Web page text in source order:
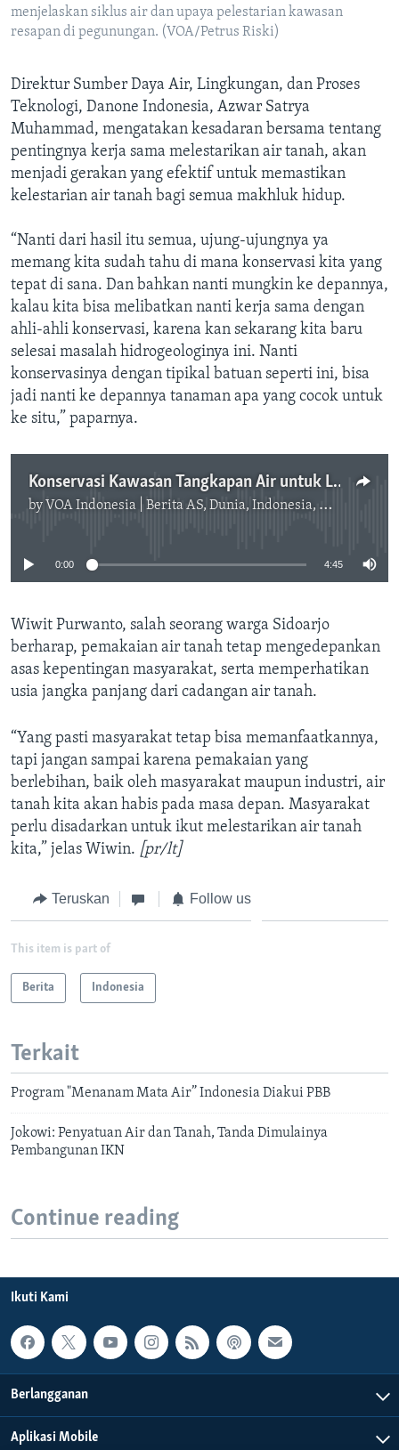
menjelaskan siklus air dan upaya pelestarian kawasan
resapan di pegunungan. (VOA/Petrus Riski)
Direktur Sumber Daya Air, Lingkungan, dan Proses
Teknologi, Danone Indonesia, Azwar Satrya
Muhammad, mengatakan kesadaran bersama tentang
pentingnya kerja sama melestarikan air tanah, akan
menjadi gerakan yang efektif untuk memastikan
kelestarian air tanah bagi semua makhluk hidup.
“Nanti dari hasil itu semua, ujung-ujungnya ya
memang kita sudah tahu di mana konservasi kita yang
tepat di sana. Dan bahkan nanti mungkin ke depannya,
kalau kita bisa melibatkan nanti kerja sama dengan
ahli-ahli konservasi, karena kan sekarang kita baru
selesai masalah hidrogeologinya ini. Nanti
konservasinya dengan tipikal batuan seperti ini, bisa
jadi nanti ke depannya tanaman apa yang cocok untuk
ke situ,” paparnya.
Konservasi Kawasan Tangkapan Air untuk Lestarikan Air Tanah di Indonesia
by VOA Indonesia | Berita AS, Dunia, Indonesia, Diaspora Indonesia di AS
No media source currently available
0:00 4:45
Wiwit Purwanto, salah seorang warga Sidoarjo
berharap, pemakaian air tanah tetap mengedepankan
asas kepentingan masyarakat, serta memperhatikan
usia jangka panjang dari cadangan air tanah.
“Yang pasti masyarakat tetap bisa memanfaatkannya,
tapi jangan sampai karena pemakaian yang
berlebihan, baik oleh masyarakat maupun industri, air
tanah kita akan habis pada masa depan. Masyarakat
perlu disadarkan untuk ikut melestarikan air tanah
kita,” jelas Wiwin. [pr/lt]
Teruskan Follow us
This item is part of
Berita Indonesia
Terkait
Program "Menanam Mata Air” Indonesia Diakui PBB
Jokowi: Penyatuan Air dan Tanah, Tanda Dimulainya
Pembangunan IKN
Continue reading
Ikuti Kami
Berlangganan
Aplikasi Mobile